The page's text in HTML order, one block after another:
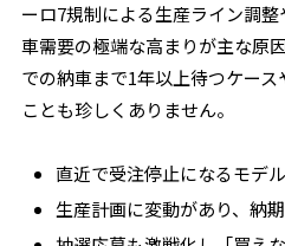
ーロ7規制による生産ライン調
車需要の極端な高まりが主な原
での納車まで1年以上待つケー
ことも珍しくありません。
直近で受注停止になるモデ
生産計画に変動があり、納